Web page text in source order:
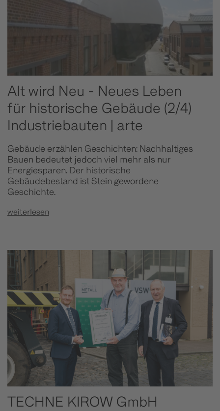
Alt wird Neu - Neues Leben
für historische Gebäude (2/4)
Industriebauten | arte
Gebäude erzählen Geschichten: Nachhaltiges
Bauen bedeutet jedoch viel mehr als nur
Energiesparen. Der historische
Gebäudebestand ist Stein gewordene
Geschichte.
weiterlesen
TECHNE KIROW GmbH